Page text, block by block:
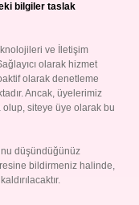
bilgiler taslak
ve İletişim
olarak hizmet
olarak denetleme
Ancak, üyelerimiz
olup, siteye üye olarak bu
düşündüğünüz
bildirmeniz halinde,